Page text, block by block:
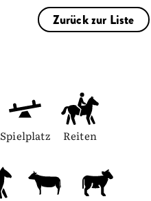
Zurück zur Liste
Spielplatz Reiten